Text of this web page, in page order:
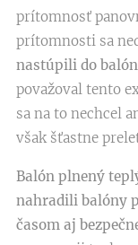
prítomnosť
prítomnosti sa
nastúpili do
považoval tento
sa na to nechcel
však šťastne
Balón plnený
nahradili balóny
časom aj